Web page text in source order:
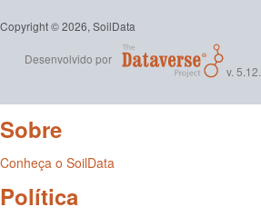
Copyright © 2026, SoilData
Desenvolvido por
v.
Sobre
Conheça o SoilData
Política